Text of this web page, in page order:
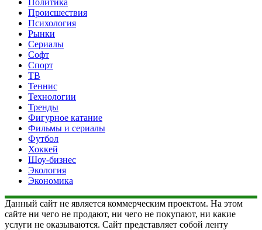
Происшествия
Психология
Рынки
Сериалы
Софт
Спорт
ТВ
Теннис
Технологии
Тренды
Фигурное катание
Фильмы и сериалы
Футбол
Хоккей
Шоу-бизнес
Экология
Экономика
Данный сайт не является коммерческим проектом. На этом
сайте ни чего не продают, ни чего не покупают, ни какие
услуги не оказываются. Сайт представляет собой ленту